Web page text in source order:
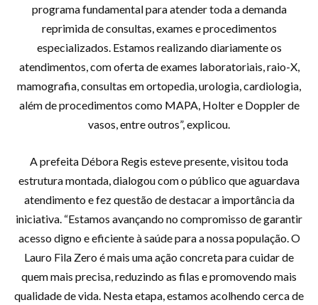
programa fundamental para atender toda a demanda
reprimida de consultas, exames e procedimentos
especializados. Estamos realizando diariamente os
atendimentos, com oferta de exames laboratoriais, raio-X,
mamografia, consultas em ortopedia, urologia, cardiologia,
além de procedimentos como MAPA, Holter e Doppler de
vasos, entre outros”, explicou.
A prefeita Débora Regis esteve presente, visitou toda
estrutura montada, dialogou com o público que aguardava
atendimento e fez questão de destacar a importância da
iniciativa. “Estamos avançando no compromisso de garantir
acesso digno e eficiente à saúde para a nossa população. O
Lauro Fila Zero é mais uma ação concreta para cuidar de
quem mais precisa, reduzindo as filas e promovendo mais
qualidade de vida. Nesta etapa, estamos acolhendo cerca de